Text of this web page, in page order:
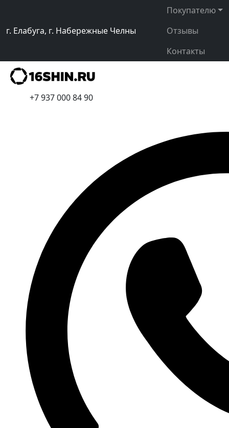
г. Елабуга, г. Набережные Челны
Покупателю
Отзывы
Контакты
+7 937 000 84 90